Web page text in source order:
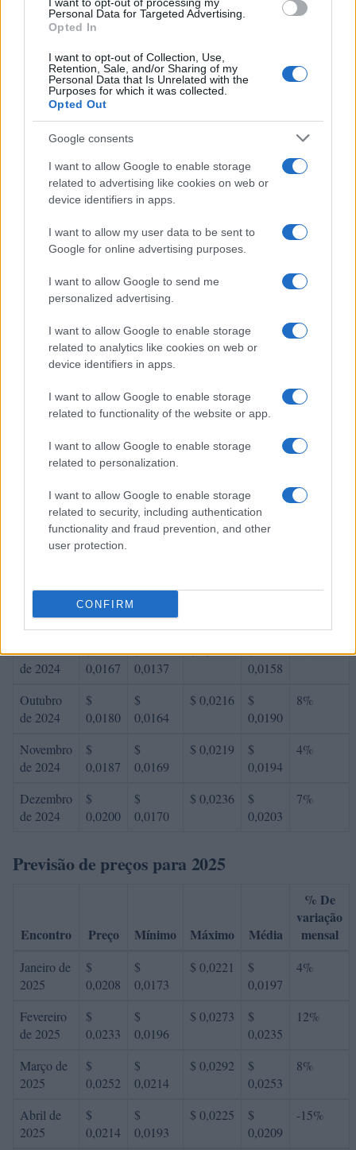
Personal Data for Targeted Advertising.
Opted In
I want to opt-out of Collection, Use,
Retention, Sale, and/or Sharing of my
Personal Data that Is Unrelated with the
Purposes for which it was collected.
Opted Out
Google consents
I want to allow Google to enable storage
related to advertising like cookies on web or
device identifiers in apps.
I want to allow my user data to be sent to
Google for online advertising purposes.
I want to allow Google to send me
personalized advertising.
I want to allow Google to enable storage
related to analytics like cookies on web or
device identifiers in apps.
I want to allow Google to enable storage
related to functionality of the website or app.
I want to allow Google to enable storage
related to personalization.
I want to allow Google to enable storage
related to security, including authentication
functionality and fraud prevention, and other
user protection.
CONFIRM
de 2023 0,0266 0,0226
0,0269
Novembro
de 2023
0,0229
0,0199
Dezembro
de 2023
$
0,0220
$
$ 0,0253
Previsão de preços para 2024
Encontro Preço Mínimo Máximo
mensal
Janeiro de
$
0,0207
$
0,0172
$ 0,0234
Fevereiro
de 2024
$
0,0219
$
0,0193
Março de
$
0,0217
$
0,0174
$ 0,0254
$
Abril de
$
0,0210
$
0,0191
$ 0,0221
$
0,0206
-3%
Maio de
$
0,0204
$
0,0167
$ 0,0229
$
-3%
Junho de
$
0,0194
$
0,0155
$ 0,0227
$
0,0191
-5%
Julho de
$
2024
$
0,0165
0,0157
Setembro
de 2024
$
0,0167
$
0,0137
$ 0,0180
$
0,0158
1%
Outubro
de 2024
$
0,0180
$
0,0164
$ 0,0216
$
0,0190
8%
Novembro
de 2024
$
0,0187
$
0,0169
$ 0,0219
$
0,0194
4%
Dezembro
de 2024
$
0,0200
$
0,0170
$ 0,0236
$
0,0203
7%
Previsão de preços para 2025
Encontro Preço Mínimo Máximo Média
% De
variação
mensal
Janeiro de
2025
$
0,0208
$
0,0173
$ 0,0221
$
0,0197
4%
Fevereiro
de 2025
$
0,0233
$
0,0196
$ 0,0273
$
0,0235
12%
Março de
2025
$
0,0252
$
0,0214
$ 0,0292
$
0,0253
8%
Abril de
2025
$
0,0214
$
0,0193
$ 0,0225
$
0,0209
-15%